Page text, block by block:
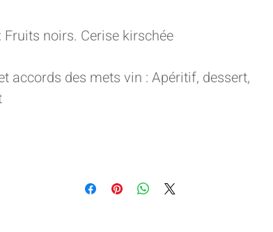
Fruits noirs. Cerise kirschée
accords des mets vin : Apéritif, dessert,